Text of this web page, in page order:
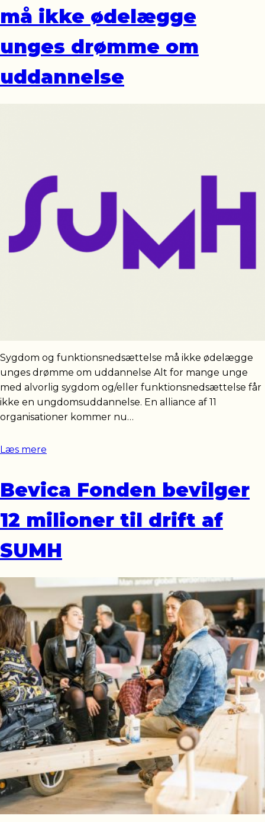
må ikke ødelægge
unges drømme om
uddannelse
Sygdom og funktionsnedsættelse må ikke ødelægge
unges drømme om uddannelse Alt for mange unge
med alvorlig sygdom og/eller funktionsnedsættelse får
ikke en ungdomsuddannelse. En alliance af 11
organisationer kommer nu…
Læs mere
Bevica Fonden bevilger
12 milioner til drift af
SUMH